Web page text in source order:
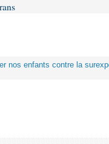
nos enfants contre la